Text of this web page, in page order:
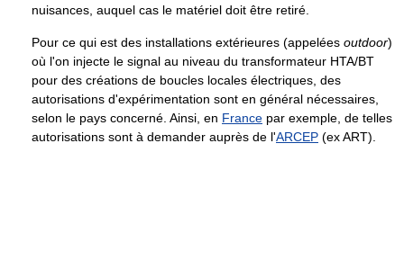
nuisances, auquel cas le matériel doit être retiré.
Pour ce qui est des installations extérieures (appelées outdoor)
où l'on injecte le signal au niveau du transformateur HTA/BT
pour des créations de boucles locales électriques, des
autorisations d'expérimentation sont en général nécessaires,
selon le pays concerné. Ainsi, en France par exemple, de telles
autorisations sont à demander auprès de l'ARCEP (ex ART).